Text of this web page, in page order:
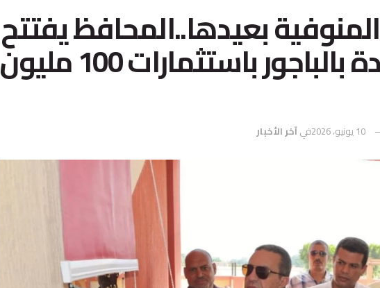
بعيدها..المحافظ يفتتح
3 مدارس جديدة بالباجور باستثمارات 100 مليون
10 يونيو، 2026 فيآخر الأخبار